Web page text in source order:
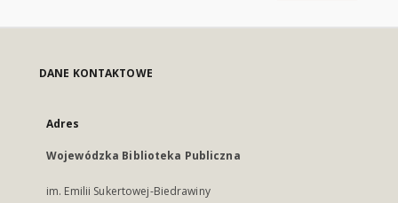
DANE KONTAKTOWE
Adres
Wojewódzka Biblioteka Publiczna
im. Emilii Sukertowej-Biedrawiny